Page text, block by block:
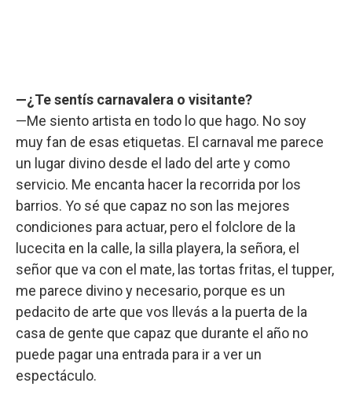
—¿Te sentís carnavalera o visitante?
—Me siento artista en todo lo que hago. No soy
muy fan de esas etiquetas. El carnaval me parece
un lugar divino desde el lado del arte y como
servicio. Me encanta hacer la recorrida por los
barrios. Yo sé que capaz no son las mejores
condiciones para actuar, pero el folclore de la
lucecita en la calle, la silla playera, la señora, el
señor que va con el mate, las tortas fritas, el tupper,
me parece divino y necesario, porque es un
pedacito de arte que vos llevás a la puerta de la
casa de gente que capaz que durante el año no
puede pagar una entrada para ir a ver un
espectáculo.